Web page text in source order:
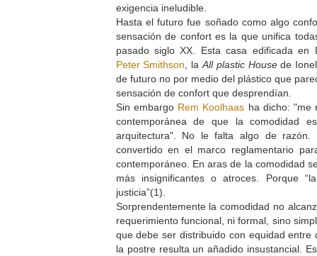
exigencia ineludible.
Hasta el futuro fue soñado como algo
sensación de confort es la que unifica
pasado siglo XX. Esta casa edificada
Peter Smithson , la All plastic Housede
de futuro no por medio del plástico que
sensación de confort que desprendían.
Sin embargo Rem Koolhaas ha dicho: "me
contemporánea de que la comodidad
arquitectura". No le falta algo de
convertido en el marco reglamentario
contemporáneo. En aras de la comodidad
más insignificantes o atroces. Porque
justicia”(1).
Sorprendentemente la comodidad no
requerimiento funcional, ni formal, sino
que debe ser distribuido con equidad entre
la postre resulta un añadido insustancial.